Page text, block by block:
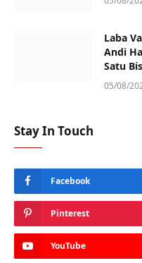
Laba
Andi
Satu
05/08/
Stay In Touch
Facebook
Pinterest
YouTube